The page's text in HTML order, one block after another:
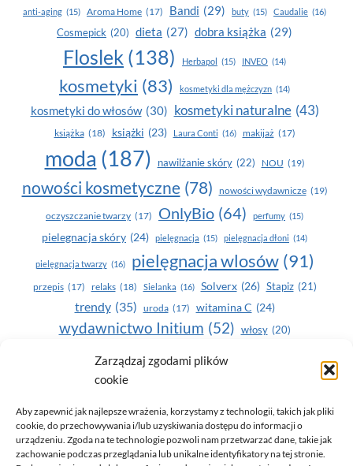
Zarządzaj zgodami plików
cookie
Aby zapewnić jak najlepsze wrażenia, korzystamy z technologii, takich jak pliki
cookie, do przechowywania i/lub uzyskiwania dostępu do informacji o
urządzeniu. Zgoda na te technologie pozwoli nam przetwarzać dane, takie jak
zachowanie podczas przeglądania lub unikalne identyfikatory na tej stronie.
anti-aging (15) Aroma Home (17) Bandi (29) buty (15) Caudalie (16)
Cosmepick (20) dieta (27) dobra książka (29)
Floslek (138) Herbapol (15) INVEO (14)
kosmetyki (83) kosmetyki dla mężczyzn (14)
kosmetyki do włosów (30) kosmetyki naturalne (43)
książka (18) książki (23) Laura Conti (16) makijaż (17)
moda (187) nawilżanie skóry (22) NOU (19)
nowości kosmetyczne (78) nowości wydawnicze (19)
oczyszczanie twarzy (17) OnlyBio (64) perfumy (15)
pielegnacja skóry (24) pielęgnacja (15) pielęgnacja dłoni (14)
pielęgnacja twarzy (16) pielęgnacja wlosów (91)
przepis (17) relaks (18) Sielanka (16) Solverx (26) Stapiz (21)
trendy (35) uroda (17) witamina C (24)
wydawnictwo Initium (52) włosy (20)
Yasumi(164) zdrowe zęby
zdrowie